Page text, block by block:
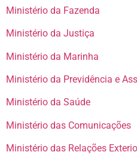
Ministério da Fazenda
Ministério da Justiça
Ministério da Marinha
Ministério da Previdência e
Ministério da Saúde
Ministério das Comunicações
Ministério das Relações